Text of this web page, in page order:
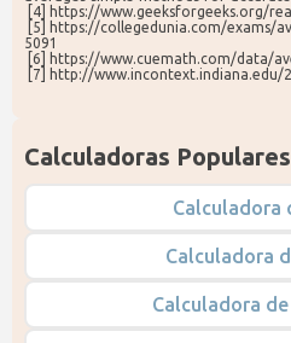
[4] https://www.geeksforgeeks.org/
5091
[6] https://www.cuemath.com/data/
[7] http://www.incontext.indiana.edu/
Calculadoras Populares
Calculadora
Calculadora
Calculadora